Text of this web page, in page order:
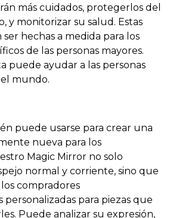
más cuidados, protegerlos del
y monitorizar su salud. Estas
hechas a medida para los
de las personas mayores.
puede ayudar a las personas
mundo.
puede usarse para crear una
nueva para los
Magic Mirror no solo
normal y corriente, sino que
compradores
personalizadas para piezas que
Puede analizar su expresión,